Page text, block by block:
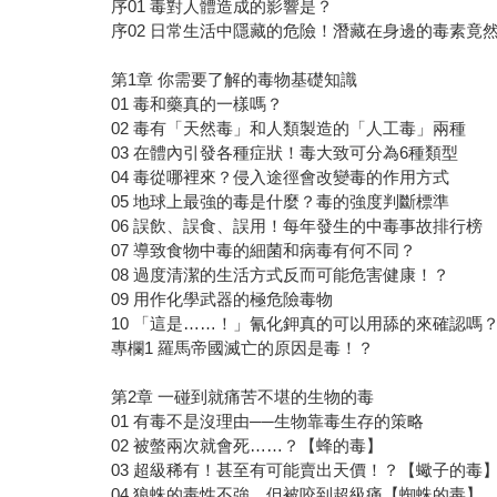
序01 毒對人體造成的影響是？
序02 日常生活中隱藏的危險！潛藏在身邊的毒素竟
第1章 你需要了解的毒物基礎知識
01 毒和藥真的一樣嗎？
02 毒有「天然毒」和人類製造的「人工毒」兩種
03 在體內引發各種症狀！毒大致可分為6種類型
04 毒從哪裡來？侵入途徑會改變毒的作用方式
05 地球上最強的毒是什麼？毒的強度判斷標準
06 誤飲、誤食、誤用！每年發生的中毒事故排行榜
07 導致食物中毒的細菌和病毒有何不同？
08 過度清潔的生活方式反而可能危害健康！？
09 用作化學武器的極危險毒物
10 「這是……！」氰化鉀真的可以用舔的來確認嗎？
專欄1 羅馬帝國滅亡的原因是毒！？
第2章 一碰到就痛苦不堪的生物的毒
01 有毒不是沒理由──生物靠毒生存的策略
02 被螫兩次就會死……？【蜂的毒】
03 超級稀有！甚至有可能賣出天價！？【蠍子的毒】